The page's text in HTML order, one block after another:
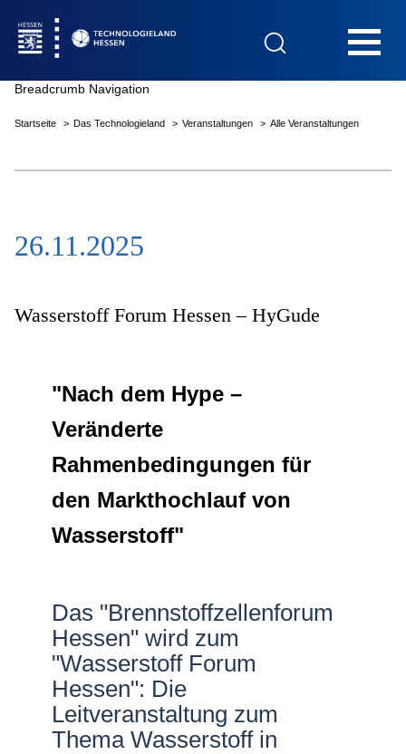
Das Technologieland
Innovationsfelder
Netzwerke
Breadcrumb Navigation
Startseite Das Technologieland Veranstaltungen Alle Veranstaltungen
26.11.2025
Wasserstoff Forum Hessen – HyGude
"Nach dem Hype –
Veränderte
Rahmenbedingungen für
den Markthochlauf von
Wasserstoff"
Das "Brennstoffzellenforum
Hessen" wird zum
"Wasserstoff Forum
Hessen": Die
Leitveranstaltung zum
Thema Wasserstoff in